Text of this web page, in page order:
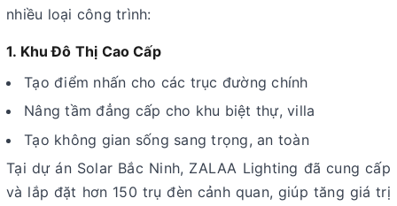
nhiều loại công trình:
1. Khu Đô Thị Cao Cấp
Tạo điểm nhấn cho các trục đường chính
Nâng tầm đẳng cấp cho khu biệt thự, villa
Tạo không gian sống sang trọng, an toàn
Tại dự án Solar Bắc Ninh, ZALAA Lighting đã cung cấp
và lắp đặt hơn 150 trụ đèn cảnh quan, giúp tăng giá trị